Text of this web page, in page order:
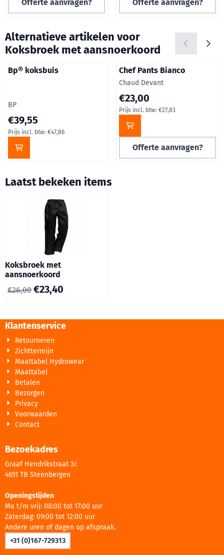
Offerte aanvragen? Offerte aanvragen?
Alternatieve artikelen voor
Koksbroek met aansnoerkoord
Bp® koksbuis
Merk:
BP
Prijs: 39,55, inclusief btw: 47,86
€39,55
Prijs incl. btw: €47,86
Chef Pants Bianco
Merk:
Chaud Devant
Prijs op aanvraag, inclusief
€23,00
Prijs incl. btw: €27,83
Offerte aanvragen?
Laatst bekeken items
Koksbroek met
aansnoerkoord
€26,00 €23,40
Klantenservice
Retourneren
Zichttermijn
Maattabel Hydrowear
Maattabel
Betalen
Bezorgen
Privacy
Voorwaarden
Contact
Bezoekadres
Graaf Hendrikstraat 3c
4651 TB Steenbergen
Openingstijden
Ma t/m vrij: 08:00 tot 17:00 uur
Zaterdag: 09:00 tot 12:00 uur
Andere uren of dagen op afspraak.
+31 (0)167-729313